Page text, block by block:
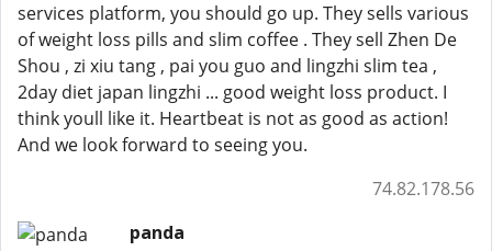
services platform, you should go up. They sells various
of weight loss pills and slim coffee . They sell Zhen De
Shou , zi xiu tang , pai you guo and lingzhi slim tea ,
2day diet japan lingzhi ... good weight loss product. I
think youll like it. Heartbeat is not as good as action!
And we look forward to seeing you.
74.82.178.56
panda